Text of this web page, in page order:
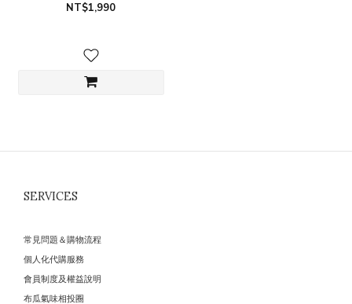
NT$1,990
SERVICES
常見問題＆購物流程
個人化代購服務
會員制度及權益說明
布瓜氣味相投圈